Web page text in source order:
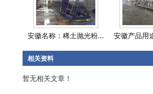
安徽名称：稀土抛光粉... 安徽产品用
相关资料
暂无相关文章！